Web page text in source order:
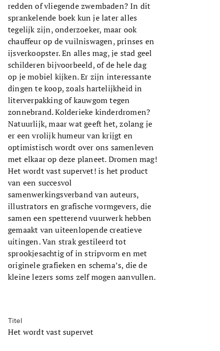
redden of vliegende zwembaden? In dit
sprankelende boek kun je later alles
tegelijk zijn, onderzoeker, maar ook
chauffeur op de vuilniswagen, prinses en
ijsverkoopster. En alles mag, je stad geel
schilderen bijvoorbeeld, of de hele dag
op je mobiel kijken. Er zijn interessante
dingen te koop, zoals hartelijkheid in
literverpakking of kauwgom tegen
zonnebrand. Kolderieke kinderdromen?
Natuurlijk, maar wat geeft het, zolang je
er een vrolijk humeur van krijgt en
optimistisch wordt over ons samenleven
met elkaar op deze planeet. Dromen mag!
Het wordt vast supervet! is het product
van een succesvol
samenwerkingsverband van auteurs,
illustrators en grafische vormgevers, die
samen een spetterend vuurwerk hebben
gemaakt van uiteenlopende creatieve
uitingen. Van strak gestileerd tot
sprookjesachtig of in stripvorm en met
originele grafieken en schema’s, die de
kleine lezers soms zelf mogen aanvullen.
Titel
Het wordt vast supervet